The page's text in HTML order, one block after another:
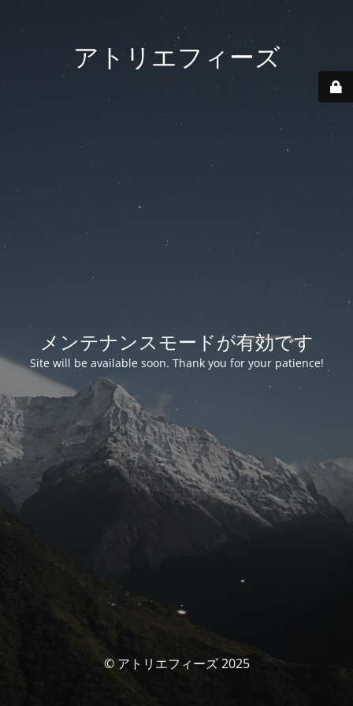
アトリエフィーズ
メンテナンスモードが有効です
Site will be available soon. Thank you for your patience!
© アトリエフィーズ 2025